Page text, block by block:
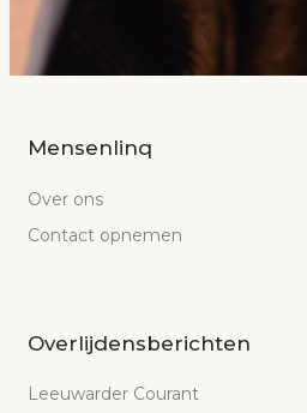
Mensenlinq
Over ons
Contact opnemen
Overlijdensberichten
Leeuwarder Courant